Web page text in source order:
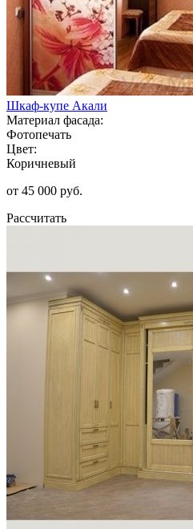
Шкаф-купе Акали
Материал фасада:
Фотопечать
Цвет:
Коричневый
от 45 000 руб.
Рассчитать